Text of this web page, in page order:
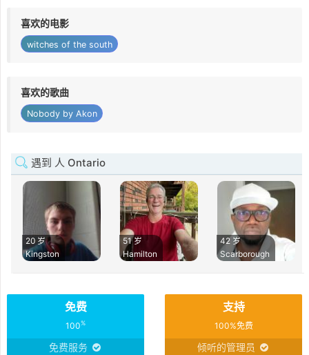
喜欢的电影
witches of the south
喜欢的歌曲
Nobody by Akon
遇到 人 Ontario
20 岁
Kingston
51 岁
Hamilton
42 岁
Scarborough
免费
100%
免费服务
支持
100%免费
倾听的管理员